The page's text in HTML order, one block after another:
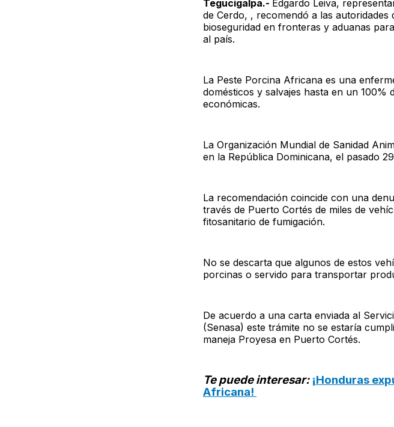
Tegucigalpa.- Edgardo Leiva,
de Cerdo, , recomendó a las
bioseguridad en fronteras y aduanas
al país.
La Peste Porcina Africana es una
domésticos y salvajes hasta en un 100%
económicas.
La Organización Mundial de Sanidad
en la República Dominicana, el pasado
La recomendación coincide con una
través de Puerto Cortés de miles de
fitosanitario de fumigación.
No se descarta que algunos de estos
porcinas o servido para transportar
De acuerdo a una carta enviada al
(Senasa) este trámite no se estaría
maneja Proyesa en Puerto Cortés.
Te puede interesar: ¡Honduras
Africana!